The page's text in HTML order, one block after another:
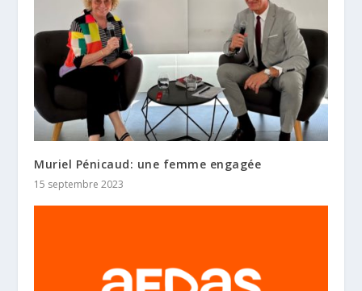
Muriel Pénicaud: une femme engagée
15 septembre 2023